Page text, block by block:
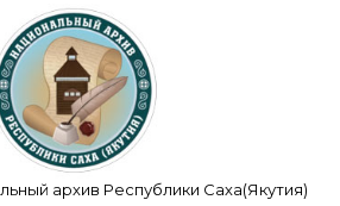
архив Республики Саха(Якутия)